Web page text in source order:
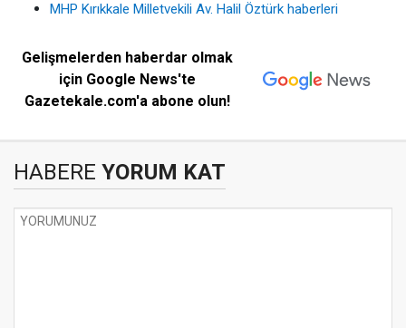
MHP Kırıkkale Milletvekili Av. Halil Öztürk haberleri
Gelişmelerden haberdar olmak
için Google News'te
Gazetekale.com'a abone olun!
HABERE YORUM KAT